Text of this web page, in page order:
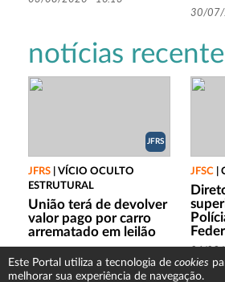
30/07/
notícias
JFRS
JFRS
VÍCIO OCULTO
ESTRUTURAL
União terá de devolver
valor pago por carro
arrematado em leilão
06/08/2026 - 17:53
JFSC|
06/08/
Este Portal utiliza a tecnologia de cookies
melhorar sua experiência de navegação.